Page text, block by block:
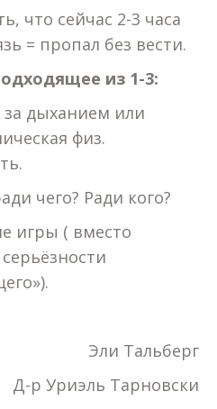
что сейчас 2-3 часа
= пропал без вести.
из 1-3:
за дыханием или
физ.
чего? Ради кого?
игры ( вместо
Эли Тальберг
Д-р Уриэль Тарновски